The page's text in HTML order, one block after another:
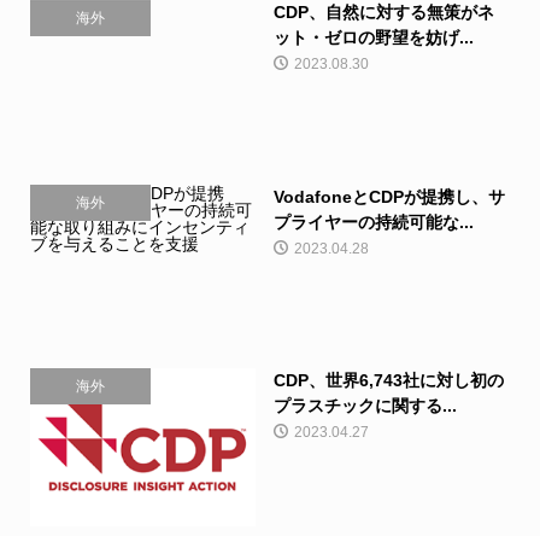
海外
CDP、自然に対する無策がネ
ット・ゼロの野望を妨げ...
2023.08.30
海外
VodafoneとCDPが提携し、サ
プライヤーの持続可能な...
2023.04.28
海外
CDP、世界6,743社に対し初の
プラスチックに関する...
2023.04.27